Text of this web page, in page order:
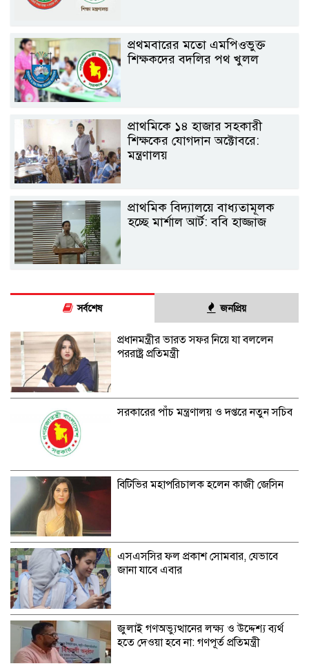
প্রথমবারের মতো এমপিওভুক্ত
শিক্ষকদের বদলির পথ খুলল
প্রাথমিকে ১৪ হাজার সহকারী
শিক্ষকের যোগদান অক্টোবরে:
মন্ত্রণালয়
প্রাথমিক বিদ্যালয়ে বাধ্যতামূলক
হচ্ছে মার্শাল আর্ট: ববি হাজ্জাজ
সর্বশেষ জনপ্রিয়
প্রধানমন্ত্রীর ভারত সফর নিয়ে যা বললেন
পররাষ্ট্র প্রতিমন্ত্রী
সরকারের পাঁচ মন্ত্রণালয় ও দপ্তরে নতুন সচিব
বিটিভির মহাপরিচালক হলেন কাজী জেসিন
এসএসসির ফল প্রকাশ সোমবার, যেভাবে
জানা যাবে এবার
জুলাই গণঅভ্যুত্থানের লক্ষ্য ও উদ্দেশ্য ব্যর্থ
হতে দেওয়া হবে না: গণপূর্ত প্রতিমন্ত্রী